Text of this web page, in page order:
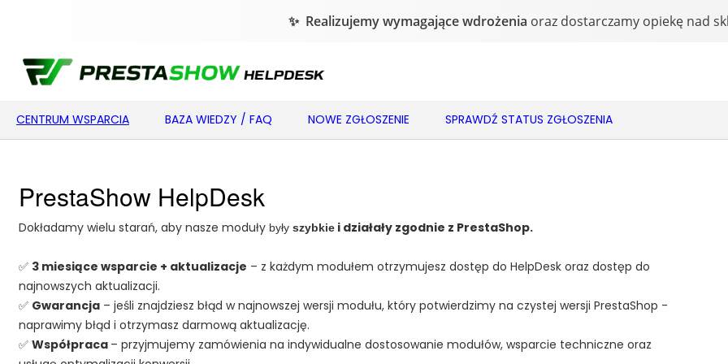
CENTRUM WSPARCIA BAZA WIEDZY / FAQ NOWE ZGŁOSZENIE SPRAWDŹ STATUS ZGŁOSZENIA
PrestaShow HelpDesk
Dokładamy wielu starań, aby nasze moduły byłyszybkiei działały zgodnie z PrestaShop.
✅ 3 miesiące wsparcie + aktualizacje – z każdym modułem otrzymujesz dostęp do HelpDesk oraz dostęp do
najnowszych aktualizacji.
✅ Gwarancja– jeśli znajdziesz błąd w najnowszej wersji modułu, który potwierdzimy na czystej wersji PrestaShop -
naprawimy błąd i otrzymasz darmową aktualizację.
✅ Współpraca – przyjmujemy zamówienia na indywidualne dostosowanie modułów, wsparcie techniczne oraz